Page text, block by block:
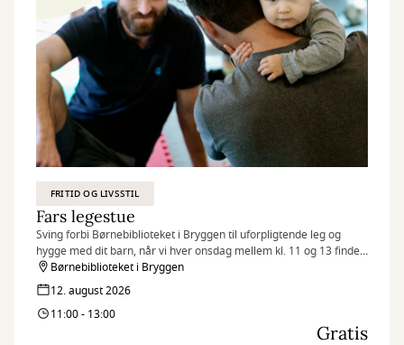
FRITID OG LIVSSTIL
Fars legestue
Sving forbi Børnebiblioteket i Bryggen til uforpligtende leg og
hygge med dit barn, når vi hver onsdag mellem kl. 11 og 13 finder
legetøjet frem og inviterer til Fars legestue.
Børnebiblioteket i Bryggen
12. august 2026
11:00 - 13:00
Gratis